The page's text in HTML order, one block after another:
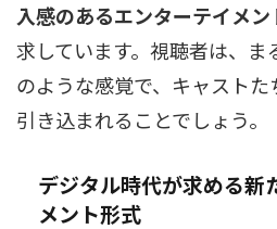
入感のあるエンターテイメン
求しています。視聴者は、
のような感覚で、キャスト
引き込まれることでしょう。
デジタル時代が求める新
メント形式